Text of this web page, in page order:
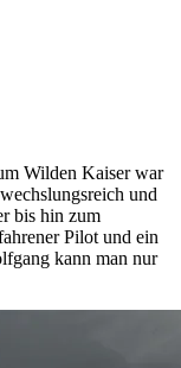
Wilden Kaiser war
und
bis hin zum
Pilot und ein
kann man nur